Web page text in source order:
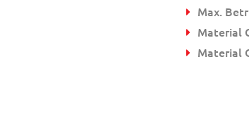
Max.
Material
Material